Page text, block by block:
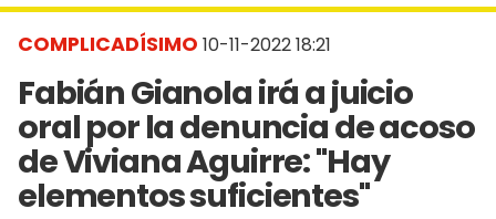
COMPLICADÍSIMO 10-11-2022 18:21
Fabián Gianola irá a juicio
oral por la denuncia de acoso
de Viviana Aguirre: "Hay
elementos suficientes"